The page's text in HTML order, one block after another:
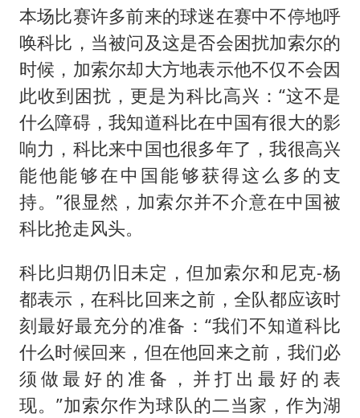
本场比赛许多前来的球迷在赛中不停地呼
唤科比，当被问及这是否会困扰加索尔的
时候，加索尔却大方地表示他不仅不会因
此收到困扰，更是为科比高兴：“这不是
什么障碍，我知道科比在中国有很大的影
响力，科比来中国也很多年了，我很高兴
能他能够在中国能够获得这么多的支
持。”很显然，加索尔并不介意在中国被
科比抢走风头。
科比归期仍旧未定，但加索尔和尼克-杨
都表示，在科比回来之前，全队都应该时
刻最好最充分的准备：“我们不知道科比
什么时候回来，但在他回来之前，我们必
须做最好的准备，并打出最好的表
现。”加索尔作为球队的二当家，作为湖